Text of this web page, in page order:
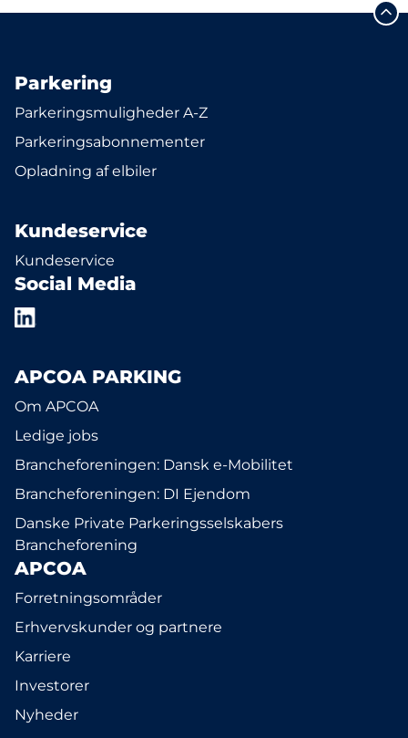
Parkering
Parkeringsmuligheder A-Z
Parkeringsabonnementer
Opladning af elbiler
Kundeservice
Kundeservice
Social Media
APCOA PARKING
Om APCOA
Ledige jobs
Brancheforeningen: Dansk e-Mobilitet
Brancheforeningen: DI Ejendom
Danske Private Parkeringsselskabers
Brancheforening
APCOA
Forretningsområder
Erhvervskunder og partnere
Karriere
Investorer
Nyheder